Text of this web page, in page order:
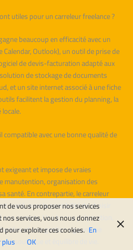
utiles pour un carreleur freelance ?
beaucoup en efficacité avec un
Outlook), un outil de prise de
de devis-facturation adapté aux
de stockage de documents
et un site internet associé à une fiche
facilitent la gestion du planning, la
compatible avec une bonne qualité de
exigeant et impose de vraies
manutention, organisation des
santé. En contrepartie, le carreleur
varié, avec la possibilité de choisir
compte. Une bonne préparation,
et une gestion rigoureuse
soutenue et équilibre de vie.
de vous proposer nos services
services, vous nous donnez
pour exploiter ces cookies. En
OK